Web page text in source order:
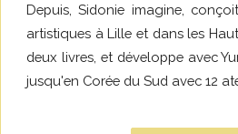
Depuis, Sidonie imagine,
artistiques à Lille et dans les
deux livres, et développe avec
jusqu'en Corée du Sud avec 12